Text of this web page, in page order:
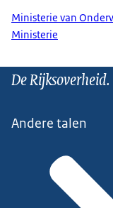
Ministerie van
Ministerie
De
Andere talen